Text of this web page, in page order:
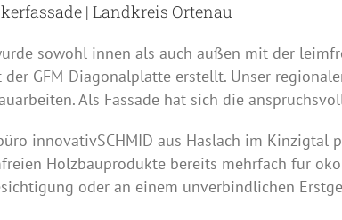
| Landkreis Ortenau
sowohl innen als auch außen mit der
der GFM-Diagonalplatte erstellt. Unser
Als Fassade hat sich die
innovativSCHMID aus Haslach im
Holzbauprodukte bereits mehrfach für
oder an einem unverbindlichen